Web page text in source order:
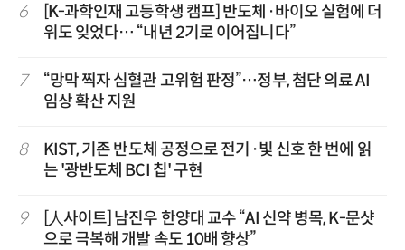
6
[K-과학인재 고등학생 캠프] 반도체·바이오 실험에 더
위도 잊었다… “내년 2기로 이어집니다”
7
“망막 찍자 심혈관 고위험 판정”…정부, 첨단 의료 AI
임상 확산 지원
8
KIST, 기존 반도체 공정으로 전기·빛 신호 한 번에 읽
는 '광반도체 BCI 칩' 구현
9
[人사이트] 남진우 한양대 교수 “AI 신약 병목, K-문샷
으로 극복해 개발 속도 10배 향상”